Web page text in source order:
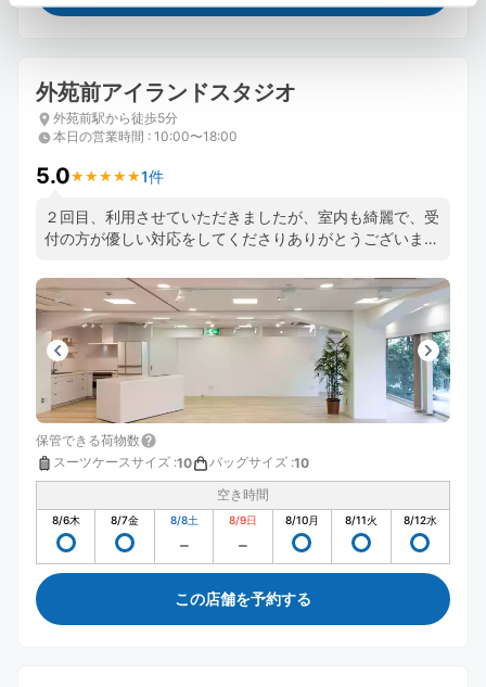
外苑前アイランドスタジオ
外苑前駅から徒歩5分
本日の営業時間 : 10:00〜18:00
5.0★ ★ ★ ★ ★
★ ★ ★ ★ ★1件
２回目、利用させていただきましたが、室内も綺麗で、受
付の方が優しい対応をしてくださりありがとうございまし
保管できる荷物数
スーツケースサイズ :10 バッグサイズ :10
空き時間
8/6木 8/7金 8/8土 8/9日 8/10月 8/11火 8/12水
この店舗を予約する